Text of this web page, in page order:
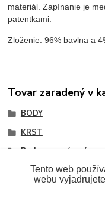
materiál. Zapínanie je
patentkami.
Zloženie: 96% bavlna a
Tovar zaradený v
BODY
KRST
Body so zapínaním
Tento web
webu